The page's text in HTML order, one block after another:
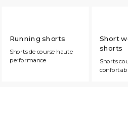
Running shorts
Shorts de course haute
performance
Short
shorts
Shorts